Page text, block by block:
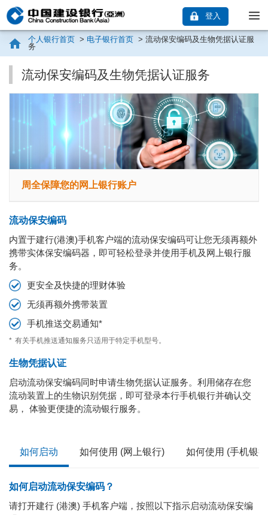
登入
个人银行首页 > 电子银行首页 > 流动保安编码及生物凭据认证服
务
流动保安编码及生物凭据认证服务
周全保障您的网上银行账户
流动保安编码
内置于建行(港澳)手机客户端的流动保安编码可让您无须再额外
携带实体保安编码器，即可轻松登录并使用手机及网上银行服
务。
更安全及快捷的理财体验
无须再额外携带装置
手机推送交易通知*
* 有关手机推送通知服务只适用于特定手机型号。
生物凭据认证
启动流动保安编码同时申请生物凭据认证服务。利用储存在您
流动装置上的生物识别凭据，即可登录本行手机银行并确认交
易， 体验更便捷的流动银行服务。
如何启动 如何使用 (网上银行) 如何使用 (手机银
如何启动流动保安编码？
请打开建行 (港澳) 手机客户端，按照以下指示启动流动保安编